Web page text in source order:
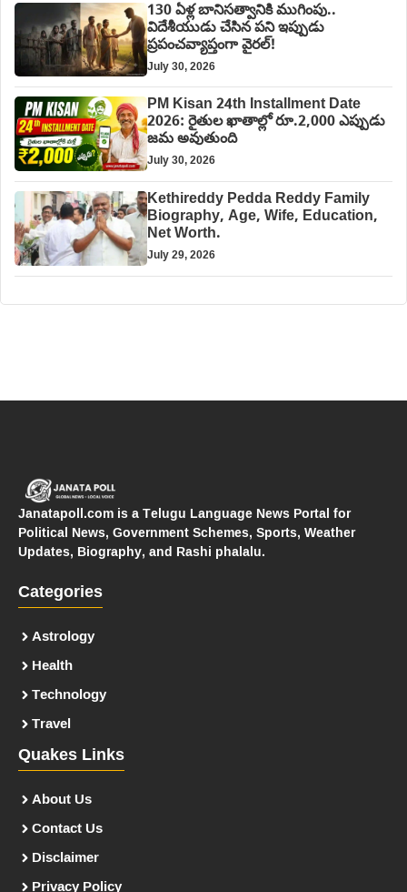
130 ఏళ్ల బానిసత్వానికి ముగింపు..
విదేశీయుడు చేసిన పని ఇప్పుడు
ప్రపంచవ్యాప్తంగా వైరల్!
July 30, 2026
PM Kisan 24th Installment Date
2026: రైతుల ఖాతాల్లో రూ.2,000 ఎప్పుడు
జమ అవుతుంది
July 30, 2026
Kethireddy Pedda Reddy Family
Biography, Age, Wife, Education,
Net Worth.
July 29, 2026
Janatapoll.com is a Telugu Language News Portal for
Political News, Government Schemes, Sports, Weather
Updates, Biography, and Rashi phalalu.
Categories
Astrology
Health
Technology
Travel
Quakes Links
About Us
Contact Us
Disclaimer
Privacy Policy